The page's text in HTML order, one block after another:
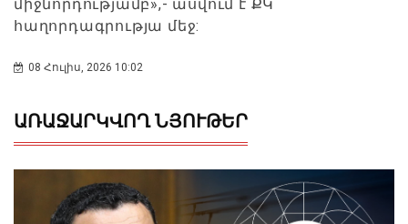
միջնորդությամբ»,- ասվում է ՔԿ
հաղորդագրությա մեջ:
08 Հուլիս, 2026 10:02
ԱՌԱՋԱՐԿՎՈՂ ՆՅՈՒԹԵՐ